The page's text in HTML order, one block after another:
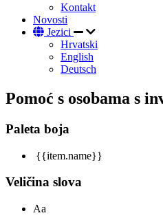
Kontakt
Novosti
Jezici
Hrvatski
English
Deutsch
Pomoć s osobama s
Paleta boja
{{item.name}}
Veličina slova
Aa